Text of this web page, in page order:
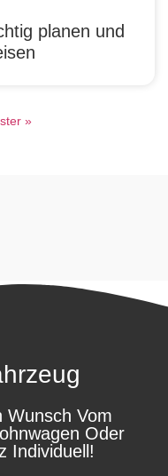
planen und
»
Wunsch Vom
Oder
Individuell!